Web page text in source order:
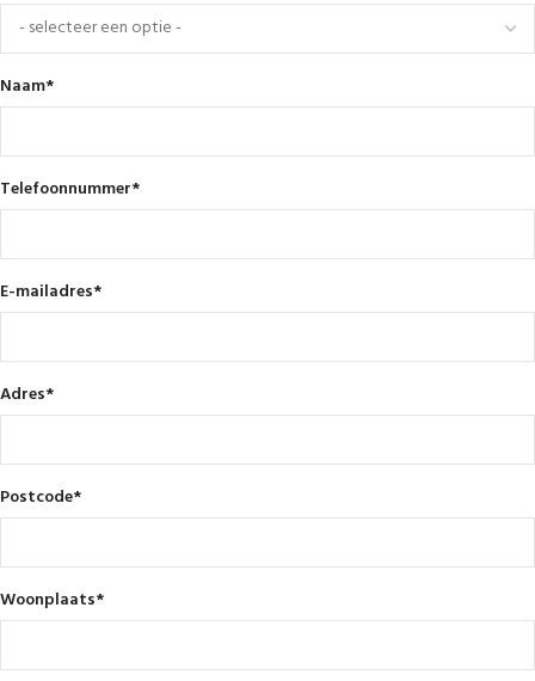
Naam*
Telefoonnummer*
E-mailadres*
Adres*
Postcode*
Woonplaats*